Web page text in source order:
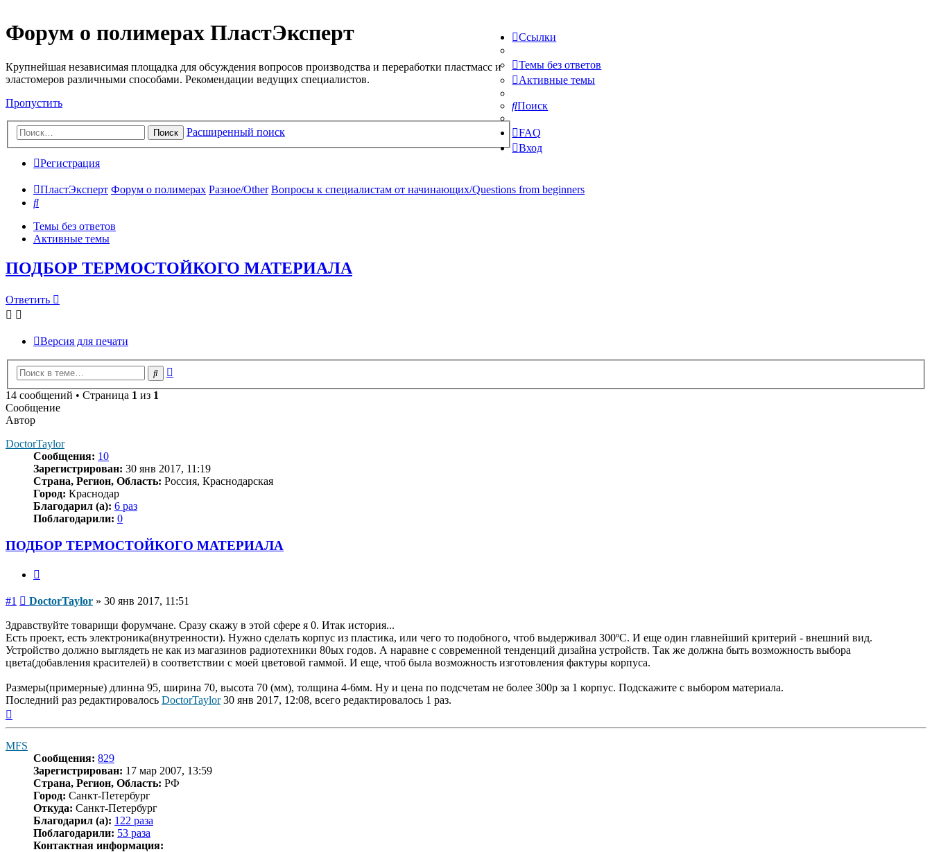
Форум о полимерах ПластЭксперт
Крупнейшая независимая площадка для обсуждения вопросов производства и переработки пластмасс и
эластомеров различными способами. Рекомендации ведущих специалистов.
Пропустить
Поиск Расширенный поиск
Ссылки
Темы без ответов
Активные темы
Поиск
FAQ
Вход
Регистрация
ПластЭксперт Форум о полимерах Разное/Other Вопросы к специалистам от начинающих/Questions from beginners
Поиск
Темы без ответов
Активные темы
ПОДБОР ТЕРМОСТОЙКОГО МАТЕРИАЛА
Ответить
Версия для печати
Поиск
14 сообщений • Страница 1 из 1
Сообщение
Автор
DoctorTaylor
Сообщения: 10
Зарегистрирован: 30 янв 2017, 11:19
Страна, Регион, Область: Россия, Краснодарская
Город: Краснодар
Благодарил (а): 6 раз
Поблагодарили: 0
ПОДБОР ТЕРМОСТОЙКОГО МАТЕРИАЛА
#1 Сообщение
DoctorTaylor » 30 янв 2017, 11:51
Здравствуйте товарищи форумчане. Сразу скажу в этой сфере я 0. Итак история...
Есть проект, есть электроника(внутренности). Нужно сделать корпус из пластика, или чего то подобного, чтоб выдерживал 300ºC. И еще один главнейший критерий - внешний вид.
Устройство должно выглядеть не как из магазинов радиотехники 80ых годов. А наравне с современной тенденций дизайна устройств. Так же должна быть возможность выбора
цвета(добавления красителей) в соответствии с моей цветовой гаммой. И еще, чтоб была возможность изготовления фактуры корпуса.
Размеры(примерные) длинна 95, ширина 70, высота 70 (мм), толщина 4-6мм. Ну и цена по подсчетам не более 300р за 1 корпус. Подскажите с выбором материала.
Последний раз редактировалось DoctorTaylor30 янв 2017, 12:08, всего редактировалось 1 раз.
MFS
Сообщения: 829
Зарегистрирован: 17 мар 2007, 13:59
Страна, Регион, Область: РФ
Город: Санкт-Петербург
Откуда: Санкт-Петербург
Благодарил (а): 122 раза
Поблагодарили: 53 раза
Контактная информация: